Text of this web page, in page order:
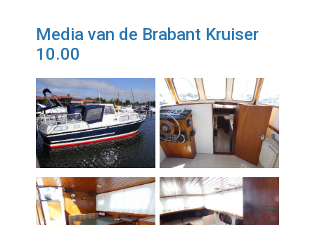
Media van de Brabant Kruiser
10.00